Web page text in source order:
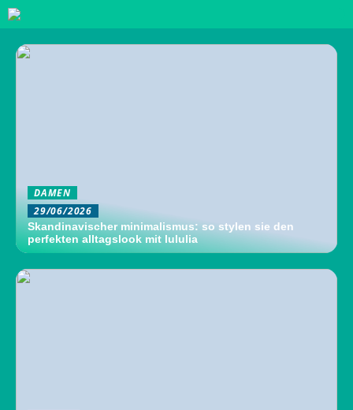
DAMEN
29/06/2026
Skandinavischer minimalismus: so stylen sie den
perfekten alltagslook mit lululia